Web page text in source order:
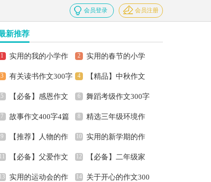
会员登录 会员注册
新推荐
实用的我的小学作
文300字9篇
实用的春节的小学
作文300字7篇
有关读书作文300字
汇编8篇
【精品】中秋作文
300字3篇
【必备】感恩作文
300字合集6篇
舞蹈考级作文300字
集锦十篇
故事作文400字4篇 精选三年级环境作
文300字5篇
【推荐】人物的作
文300字3篇
实用的新学期的作
文300字集锦6篇
【必备】父爱作文
300字五篇
【必备】二年级家
乡作文300字三篇
实用的运动会的作 关于开心的作文300